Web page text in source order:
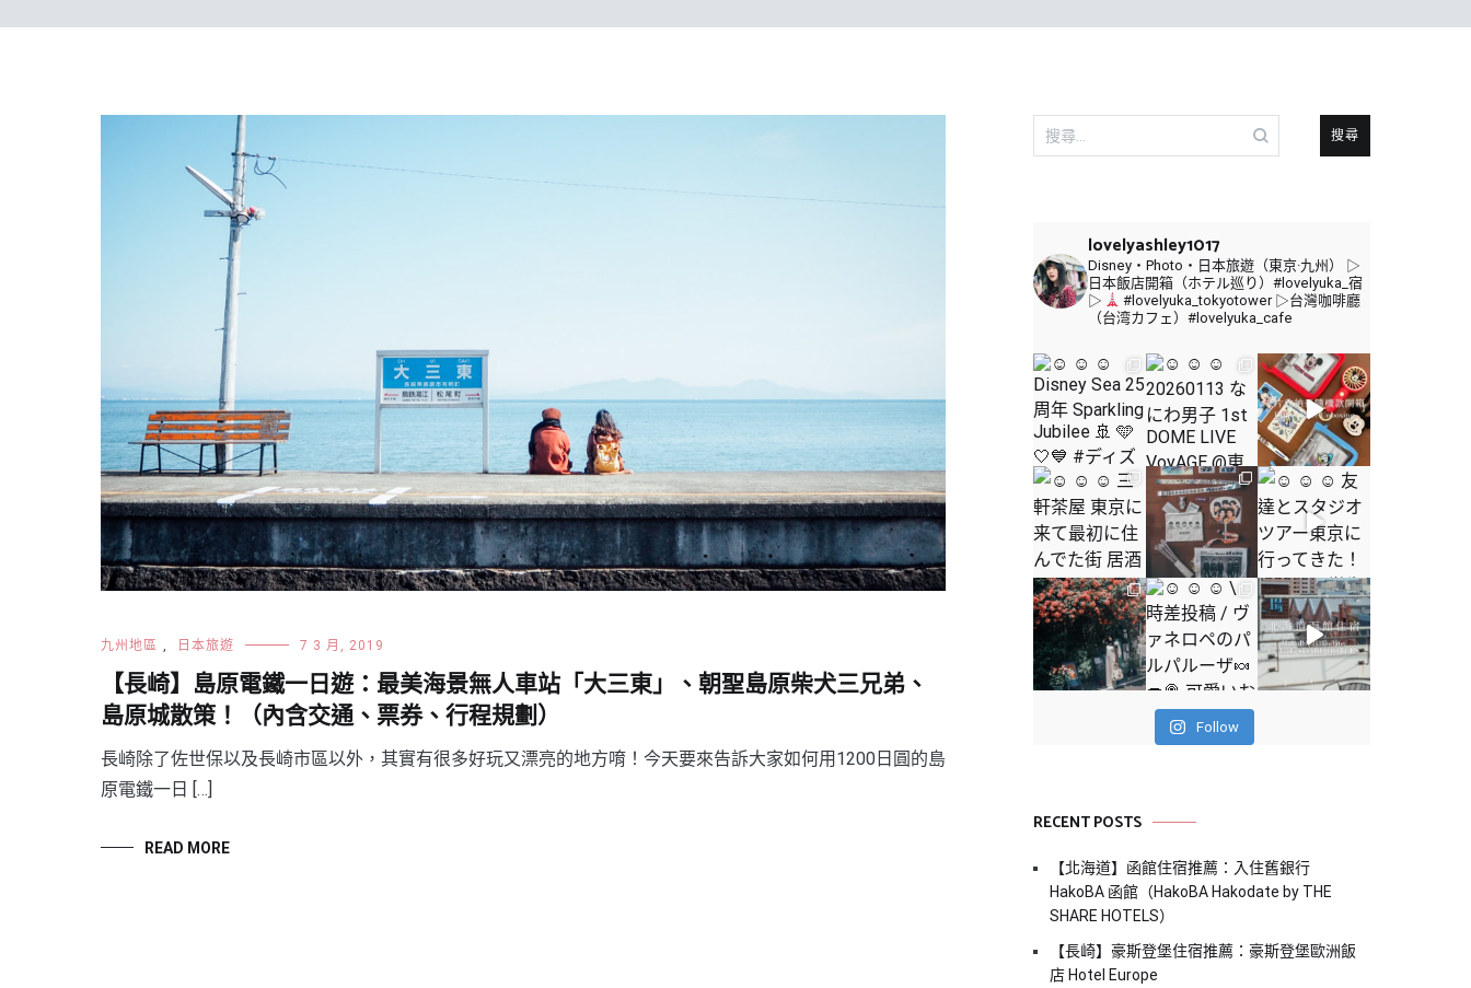
九州地區 日本旅遊 7 3 月, 2019
【長崎】島原電鐵一日遊：最美海景無人車站「大三東」、朝聖島原柴犬三兄弟、
島原城散策！（內含交通、票券、行程規劃）
長崎除了佐世保以及長崎市區以外，其實有很多好玩又漂亮的地方唷！今天要來告訴大家如何用1200日圓的島
原電鐵一日 […]
READ MORE
搜
尋
lovelyashley1017
Disney・Photo・日本旅遊（東京·九州）
▷
日本飯店開箱（ホテル巡り）#lovelyuka_宿
▷
#lovelyuka_tokyotower▷台灣咖啡廳
（台湾カフェ）#lovelyuka_cafe
Follow
RECENT POSTS
【北海道】函館住宿推薦：入住舊銀行
HakoBA 函館（HakoBA Hakodate by THE
SHARE HOTELS）
【長崎】豪斯登堡住宿推薦：豪斯登堡歐洲飯
店 Hotel Europe